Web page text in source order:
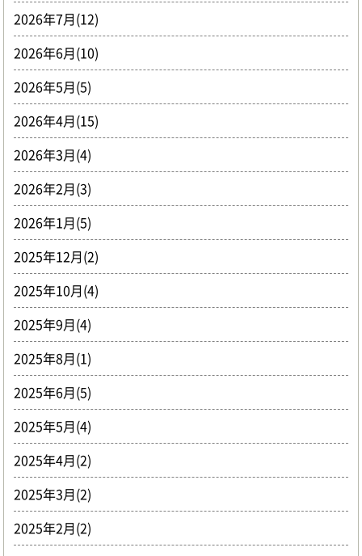
2026年7月(12)
2026年6月(10)
2026年5月(5)
2026年4月(15)
2026年3月(4)
2026年2月(3)
2026年1月(5)
2025年12月(2)
2025年10月(4)
2025年9月(4)
2025年8月(1)
2025年6月(5)
2025年5月(4)
2025年4月(2)
2025年3月(2)
2025年2月(2)